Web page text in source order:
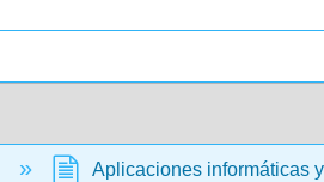
Aplicaciones informáticas